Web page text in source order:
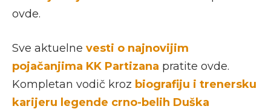
ovde.
Sve aktuelne vesti o najnovijim
pojačanjima KK Partizana pratite ovde.
Kompletan vodič kroz biografiju i trenersku
karijeru legende crno-belih Duška